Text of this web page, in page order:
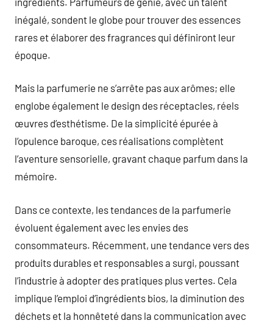
inégalé, sondent le globe pour trouver des essences
rares et élaborer des fragrances qui définiront leur
époque.
Mais la parfumerie ne s’arrête pas aux arômes; elle
englobe également le design des réceptacles, réels
œuvres d’esthétisme. De la simplicité épurée à
l’opulence baroque, ces réalisations complètent
l’aventure sensorielle, gravant chaque parfum dans la
mémoire.
Dans ce contexte, les tendances de la parfumerie
évoluent également avec les envies des
consommateurs. Récemment, une tendance vers des
produits durables et responsables a surgi, poussant
l’industrie à adopter des pratiques plus vertes. Cela
implique l’emploi d’ingrédients bios, la diminution des
déchets et la honnêteté dans la communication avec